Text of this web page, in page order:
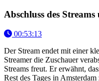
Abschluss des
00:53:13
Der Stream endet mit einer
Streamer die Zuschauer
Streams freut. Er erwähnt,
Rest des Tages in